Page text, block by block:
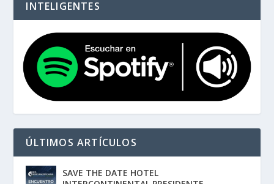
INTELIGENTES
ÚLTIMOS ARTÍCULOS
SAVE THE DATE HOTEL